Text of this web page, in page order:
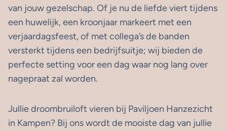
van jouw gezelschap. Of je nu de liefde viert tijdens
een huwelijk, een kroonjaar markeert met een
verjaardagsfeest, of met collega’s de banden
versterkt tijdens een bedrijfsuitje; wij bieden de
perfecte setting voor een dag waar nog lang over
nagepraat zal worden.
Julliedroombruiloft vieren bij Paviljoen Hanzezicht
in Kampen? Bij ons wordt de mooiste dag van jullie